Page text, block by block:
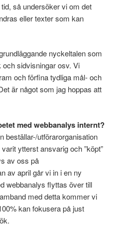
så undersöker vi om det
eller texter som kan
nyckeltalen som
sidvisningar osv. Vi
och förfina tydliga mål- och
är något som jag hoppas att
med webbanalys internt?
beställar-/utförarorganisation
ytterst ansvarig och ”köpt”
av oss på
av april går vi in i en ny
webbanalys flyttas över till
med detta kommer vi
kan fokusera på just